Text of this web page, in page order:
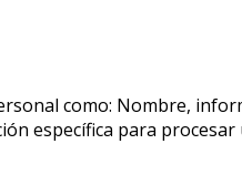
como: Nombre,
específica para